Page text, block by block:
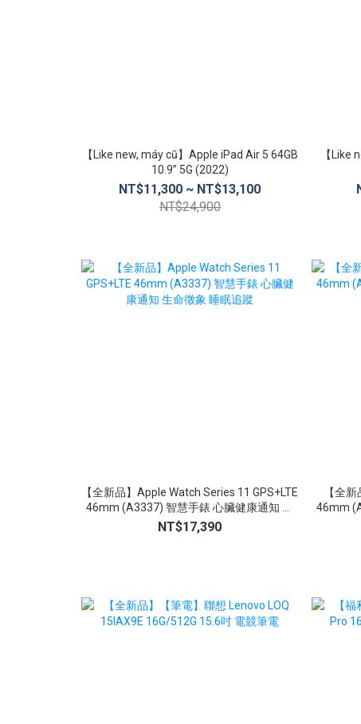
【Like new, máy cũ】Apple iPad Air 5 64GB
10.9” 5G (2022)
NT$11,300 ~ NT$13,100
NT$24,900
【Like
【全新品】Apple Watch Series 11 GPS+LTE
46mm (A3337) 智慧手錶 心臟健康通知 生
命徵象 睡眠追蹤
NT$17,390
【全
46mm